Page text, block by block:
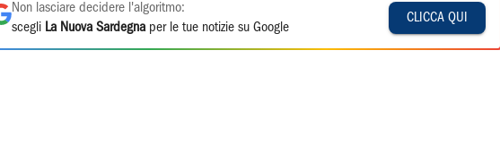
Non lasciare decidere l'algoritmo:
scegli La Nuova Sardegna per le tue notizie su Google
CLICCA QUI